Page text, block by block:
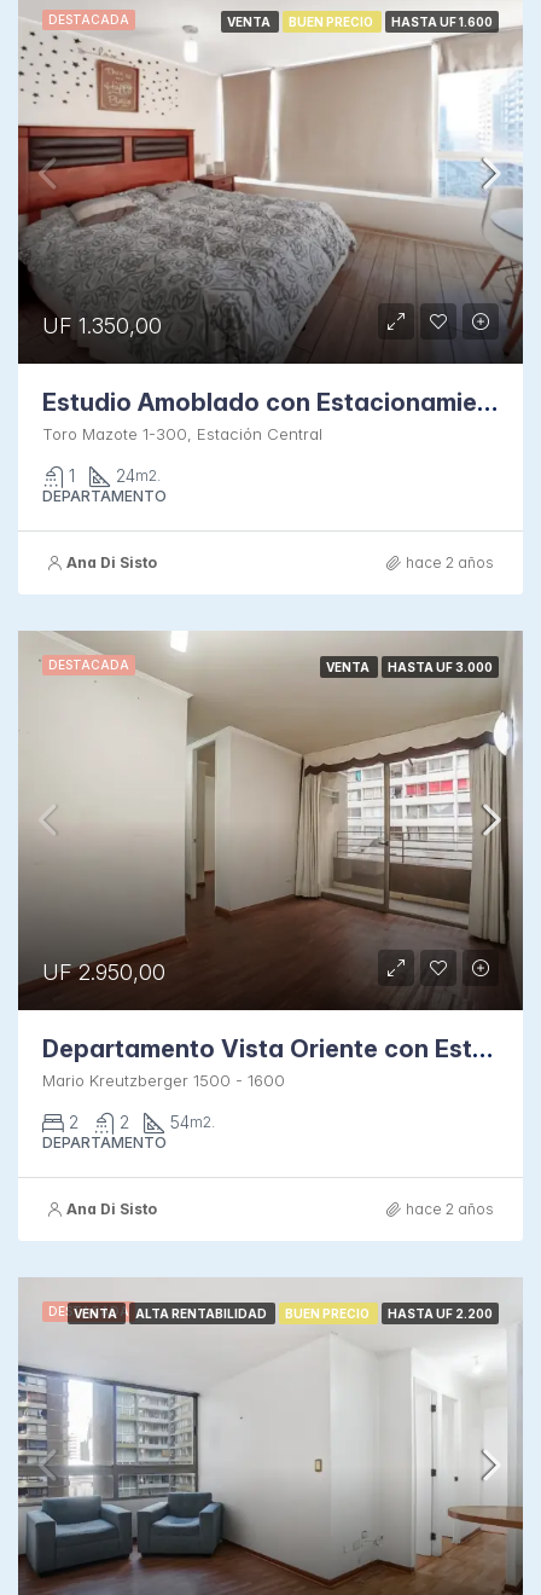
DESTACADA VENTA BUEN PRECIO HASTA UF 1.600
UF 1.350,00
Estudio Amoblado con Estacionamiento en Toro Mazotte
Toro Mazote 1-300, Estación Central
1 24m2.
DEPARTAMENTO
Ana Di Sisto hace 2 años
DESTACADA VENTA HASTA UF 3.000
UF 2.950,00
Departamento Vista Oriente con Estacionamiento y Bodega
Mario Kreutzberger 1500 - 1600
2 2 54m2.
DEPARTAMENTO
Ana Di Sisto hace 2 años
DESTACADA
VENTA ALTA RENTABILIDAD BUEN PRECIO HASTA UF 2.200